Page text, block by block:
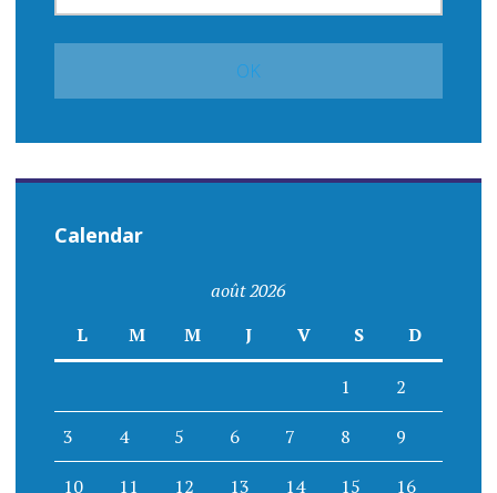
Calendar
août 2026
L
M M J V S D
1 2
3 4 5 6 7 8 9
10 11 12 13 14 15 16